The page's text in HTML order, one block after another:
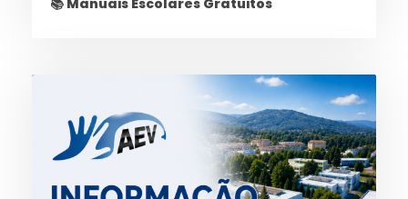
📚 Manuais Escolares Gratuitos